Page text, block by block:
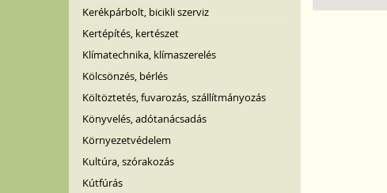
Kerékpárbolt, bicikli szerviz
Kertépítés, kertészet
Klímatechnika, klímaszerelés
Kölcsönzés, bérlés
Költöztetés, fuvarozás, szállítmányozás
Könyvelés, adótanácsadás
Környezetvédelem
Kultúra, szórakozás
Kútfúrás